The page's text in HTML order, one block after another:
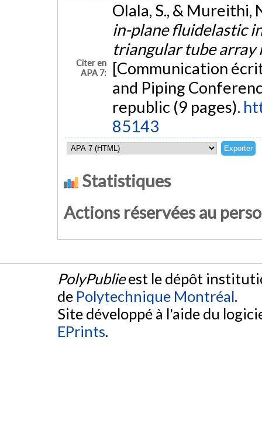
Citer en
APA 7:
Olala, S., & Mureithi,
in-plane fluidelastic
triangular tube array
[Communication
and Piping
republic (9 pages).
85143
Statistiques
Actions réservées au
PolyPublieest le dépôt
de Polytechnique Montréal.
Site développé à l'aide du
EPrints.